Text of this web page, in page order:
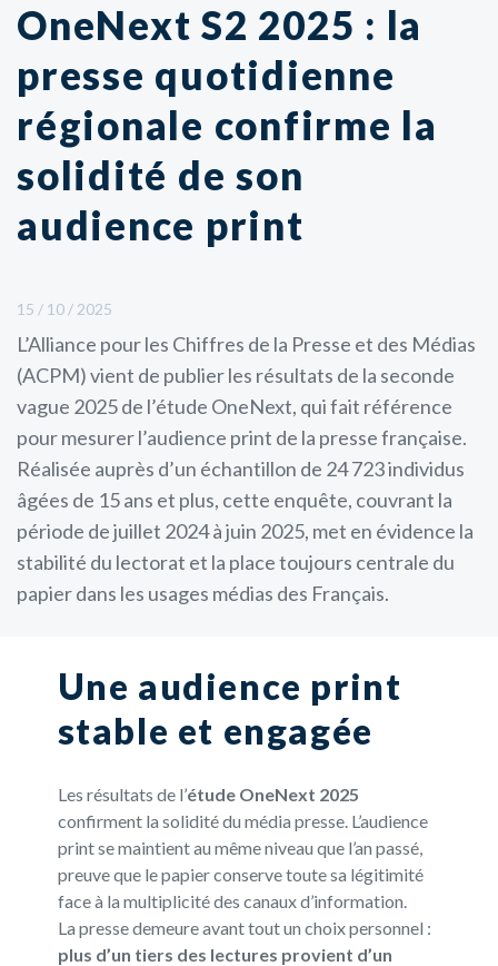
OneNext S2 2025 : la
presse quotidienne
régionale confirme la
solidité de son
audience print
15 / 10 / 2025
L’Alliance pour les Chiffres de la Presse et des Médias
(ACPM) vient de publier les résultats de la seconde
vague 2025 de l’étude OneNext, qui fait référence
pour mesurer l’audience print de la presse française.
Réalisée auprès d’un échantillon de 24 723 individus
âgées de 15 ans et plus, cette enquête, couvrant la
période de juillet 2024 à juin 2025, met en évidence la
stabilité du lectorat et la place toujours centrale du
papier dans les usages médias des Français.
Une audience print
stable et engagée
Les résultats de l’étude OneNext 2025
confirment la solidité du média presse. L’audience
print se maintient au même niveau que l’an passé,
preuve que le papier conserve toute sa légitimité
face à la multiplicité des canaux d’information.
La presse demeure avant tout un choix personnel :
plus d’un tiers des lectures provient d’un